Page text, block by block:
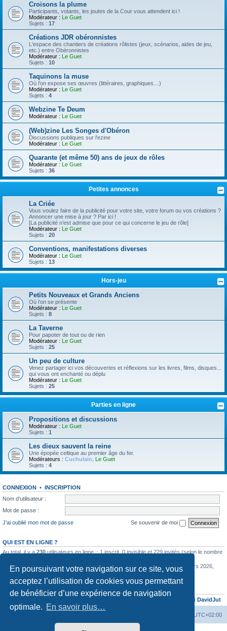
En poursuivant votre navigation sur ce site, vous
acceptez l’utilisation de cookies vous permettant
de bénéficier d’une expérience de navigation
optimale. En savoir plus…
Croisons la plume
Participants, votants, les joutes de la Cour vous attendent ici !
Modérateur : Le Guet
Sujets : 17
Créations JDR obéronnistes
L'espace des chantiers de créations rôlistes (jeux, scénarios, aides de jeu,
etc.) entre Obéronnistes
Modérateur : Le Guet
Sujets : 10
Taquinons la muse
Où l'on expose ses œuvres (littéraires, graphiques…)
Modérateur : Le Guet
Sujets : 4
Webzine Te Deum
Modérateur : Le Guet
(Web)zine Les Songes d'Obéron
Discussions publiques sur l'ezine
Modérateur : Le Guet
Quarante (et même 50) ans de jeux de rôles
Modérateur : Le Guet
Sujets : 36
Petites annonces
La Criée
Vous voulez faire de la publicité pour votre site, votre forum ou vos créations ?
Annoncer une mise à jour ? Par ici !
[La publicité n’est admise que pour ce qui concerne le jeu de rôle]
Modérateur : Le Guet
Sujets : 20
Conventions, manifestations diverses
Modérateur : Le Guet
Sujets : 13
Hors-jeu
Petits Nouveaux et Grands Anciens
Où l’on se présente
Modérateur : Le Guet
Sujets : 8
La Taverne
Pour papoter de tout ou de rien
Modérateur : Le Guet
Sujets : 25
Un peu de culture
Venez partager ici vos découvertes et réflexions sur les livres, films, disques...
qui vous ont enchanté ou déplu
Modérateur : Le Guet
Sujets : 25
Parties en ligne
Propositions et discussions
Modérateur : Le Guet
Sujets : 1
Les dieux sauvent la reine
Une épopée celtique au premier âge du fer.
Modérateurs : Cuchulain
Le Guet
Sujets : 4
CONNEXION • INSCRIPTION
Nom d’utilisateur :
Mot de passe :
J’ai oublié mon mot de passe
Se souvenir de moi
QUI EST EN LIGNE ?
Au total, il y a 230 utilisateurs en ligne :: 1 inscrit, 0 invisible et 229 invités (selon le nombre
Le nombre maximal d’utilisateurs en ligne simultanément a été de
585le 11 mars 2026,
12:57
STATISTIQUES
membres • Notre membre le plus récent est DavidJut
UTC+02:00